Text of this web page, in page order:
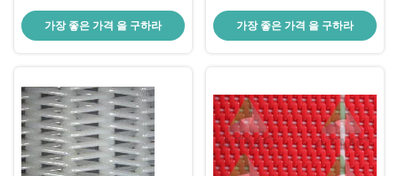
가장 좋은 가격 을 구하라 가장 좋은 가격 을 구하라